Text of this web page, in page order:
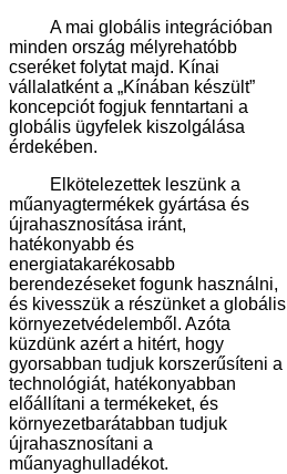
A mai globális integrációban
minden ország mélyrehatóbb
cseréket folytat majd. Kínai
vállalatként a „Kínában készült”
koncepciót fogjuk fenntartani a
globális ügyfelek kiszolgálása
érdekében.
Elkötelezettek leszünk a
műanyagtermékek gyártása és
újrahasznosítása iránt,
hatékonyabb és
energiatakarékosabb
berendezéseket fogunk használni,
és kivesszük a részünket a globális
környezetvédelemből. Azóta
küzdünk azért a hitért, hogy
gyorsabban tudjuk korszerűsíteni a
technológiát, hatékonyabban
előállítani a termékeket, és
környezetbarátabban tudjuk
újrahasznosítani a
műanyaghulladékot.